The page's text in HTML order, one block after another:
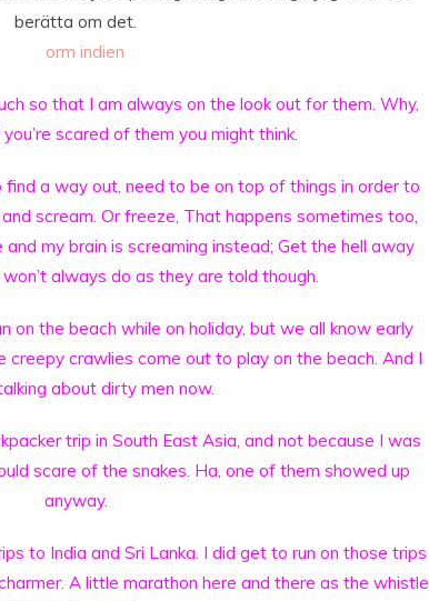
berätta om det.
so that I am always on the look out for them. Why,
scared of them you might think.
a way out, need to be on top of things in order to
scream. Or freeze, That happens sometimes too,
my brain is screaming instead; Get the hell away
always do as they are told though.
on the beach while on holiday, but we all know early
creepy crawlies come out to play on the beach. And I
about dirty men now.
trip in South East Asia, and not because I was
scare of the snakes. Ha, one of them showed up
anyway.
to India and Sri Lanka. I did get to run on those trips
A little marathon here and there as the whistle